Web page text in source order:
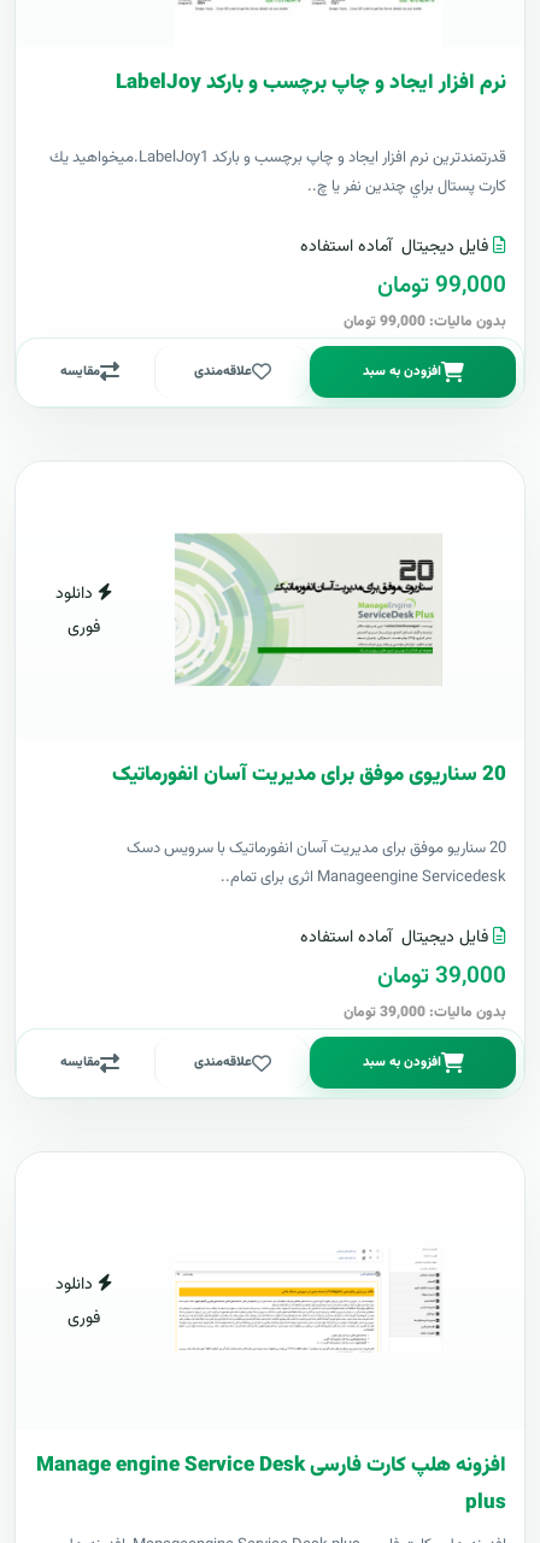
نرم افزار ایجاد و چاپ برچسب و بارکد LabelJoy
قدرتمندترين نرم افزار ایجاد و چاپ برچسب و بارکد LabelJoy1.ميخواهيد يك
كارت پستال براي چندين نفر يا چ..
فایل دیجیتال آماده استفاده
99,000 تومان
بدون مالیات: 99,000 تومان
افزودن به سبد علاقه‌مندی مقایسه
دانلود
فوری
20 سناریوی موفق برای مدیریت آسان انفورماتیک
20 سناریو موفق برای مدیریت آسان انفورماتیک با سرویس دسک
Manageengine Servicedesk اثری برای تمام..
فایل دیجیتال آماده استفاده
39,000 تومان
بدون مالیات: 39,000 تومان
افزودن به سبد علاقه‌مندی مقایسه
دانلود
فوری
افزونه هلپ کارت فارسی Manage engine Service Desk
plus